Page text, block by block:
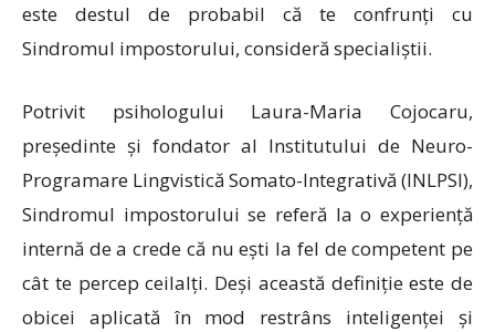
este destul de probabil că te confrunți cu
Sindromul impostorului, consideră specialiștii.
Potrivit psihologului Laura-Maria Cojocaru,
președinte și fondator al Institutului de Neuro-
Programare Lingvistică Somato-Integrativă (INLPSI),
Sindromul impostorului se referă la o experiență
internă de a crede că nu ești la fel de competent pe
cât te percep ceilalți. Deși această definiție este de
obicei aplicată în mod restrâns inteligenței și